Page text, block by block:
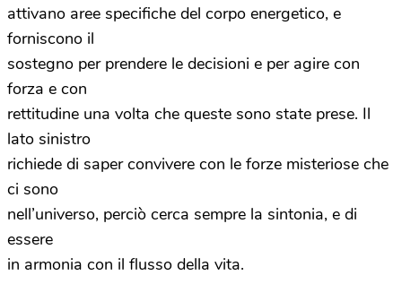
attivano aree specifiche del corpo energetico, e
forniscono il
sostegno per prendere le decisioni e per agire con
forza e con
rettitudine una volta che queste sono state prese. Il
lato sinistro
richiede di saper convivere con le forze misteriose che
ci sono
nell’universo, perciò cerca sempre la sintonia, e di
essere
in armonia con il flusso della vita.